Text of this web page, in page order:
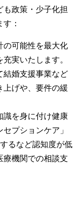
政策・少子化担
：
の可能性を最大化
実いたします。
結婚支援事業など
上げや、要件の緩
識を身に付け健康
プションケア」
るなど認知度が低
療機関での相談支